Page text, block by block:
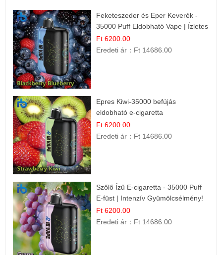
Feketeszeder és Eper Keverék -
35000 Puff Eldobható Vape | Ízletes
Gyümölcsökombináció!
Ft 6200.00
Eredeti ár： Ft 14686.00
Epres Kiwi-35000 befújás
eldobható e-cigaretta
Ft 6200.00
Eredeti ár： Ft 14686.00
Szőlő Ízű E-cigaretta - 35000 Puff
E-füst | Intenzív Gyümölcsélmény!
Ft 6200.00
Eredeti ár： Ft 14686.00